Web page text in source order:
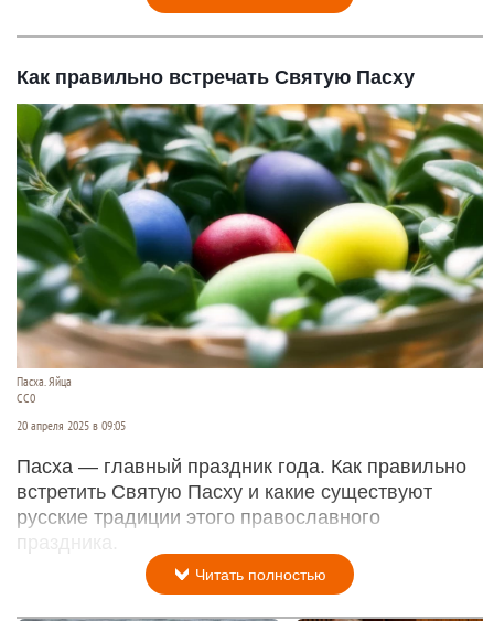
Как правильно встречать Святую Пасху
Пасха. Яйца
СС0
20 апреля 2025 в 09:05
Пасха — главный праздник года. Как правильно
встретить Святую Пасху и какие существуют
русские традиции этого православного
праздника.
Читать полностью